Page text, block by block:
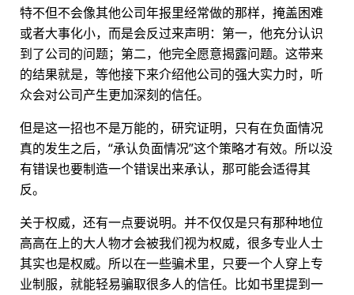
特不但不会像其他公司年报里经常做的那样，掩盖困难
或者大事化小，而是会反过来声明：第一，他充分认识
到了公司的问题；第二，他完全愿意揭露问题。这带来
的结果就是，等他接下来介绍他公司的强大实力时，听
众会对公司产生更加深刻的信任。
但是这一招也不是万能的，研究证明，只有在负面情况
真的发生之后，“承认负面情况”这个策略才有效。所以没
有错误也要制造一个错误出来承认，那可能会适得其
反。
关于权威，还有一点要说明。并不仅仅是只有那种地位
高高在上的大人物才会被我们视为权威，很多专业人士
其实也是权威。所以在一些骗术里，只要一个人穿上专
业制服，就能轻易骗取很多人的信任。比如书里提到一